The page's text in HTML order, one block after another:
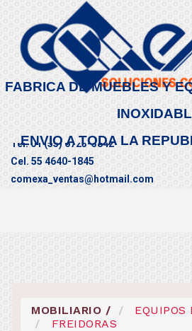
FABRICA DE MUEBLES Y
ENVIO A TODA LA
Tel. 01 (55) 6723-3842
Cel. 55 4640-1845
comexa_ventas@hotmail.com
MOBILIARIO / EQUIPOS
FREIDORAS